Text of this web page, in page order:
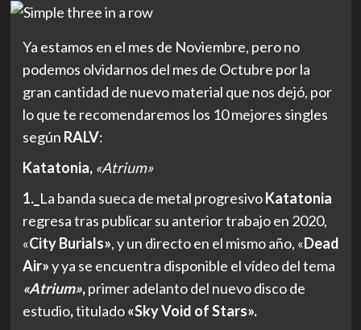
Ya estamos en el mes de Noviembre, pero no
podemos olvidarnos del mes de Octubre por la
gran cantidad de nuevo material que nos dejó, por
lo que te recomendaremos los 10 mejores singles
según RALV:
Katatonia, «Atrium»
1._ La banda sueca de metal progresivoKatatonia
regresa tras publicar su anterior trabajo en 2020,
«City Burials», y un directo en el mismo año, «Dead
Air»y ya se encuentra disponible el vídeo del tema
«Atrium»,primer adelanto del nuevo disco de
estudio,titulado«Sky Void of Stars».